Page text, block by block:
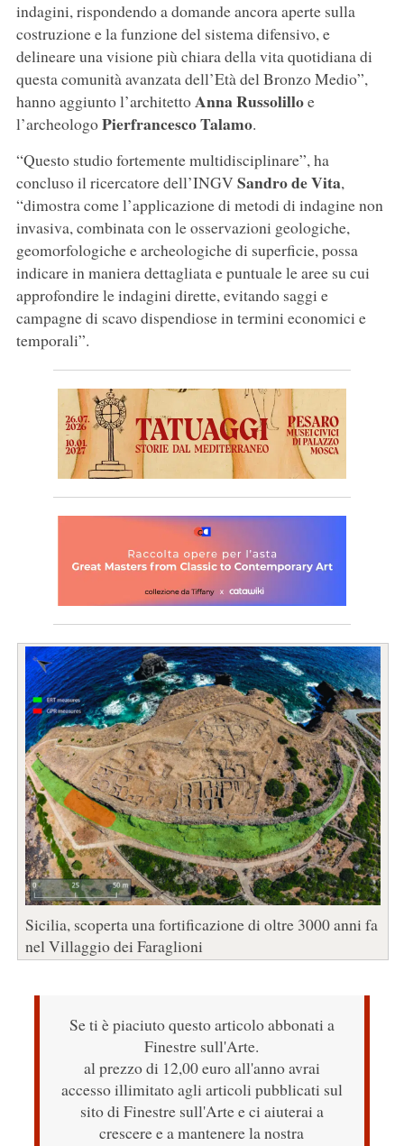
indagini, rispondendo a domande ancora aperte sulla
costruzione e la funzione del sistema difensivo, e
delineare una visione più chiara della vita quotidiana di
questa comunità avanzata dell’Età del Bronzo Medio”,
hanno aggiunto l’architettoAnna Russolilloe
l’archeologoPierfrancesco Talamo.
“Questo studio fortemente multidisciplinare”, ha
concluso il ricercatore dell’INGV Sandro de Vita,
“dimostra come l’applicazione di metodi di indagine non
invasiva, combinata con le osservazioni geologiche,
geomorfologiche e archeologiche di superficie, possa
indicare in maniera dettagliata e puntuale le aree su cui
approfondire le indagini dirette, evitando saggi e
campagne di scavo dispendiose in termini economici e
temporali”.
Sicilia, scoperta una fortificazione di oltre 3000 anni fa
nel Villaggio dei Faraglioni
Se ti è piaciuto questo articolo abbonati a
Finestre sull'Arte.
al prezzo di 12,00 euro all'anno avrai
accesso illimitato agli articoli pubblicati sul
sito di Finestre sull'Arte e ci aiuterai a
crescere e a mantenere la nostra